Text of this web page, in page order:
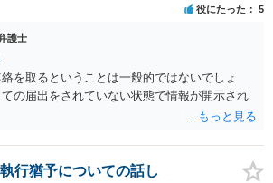
役にたった 5
護士
を取るということは一般的ではないでしょ
の届出をされていない状態で情報が開示され
行猶予についての話し